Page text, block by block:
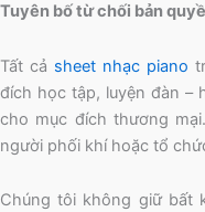
Tuyên bố từ chối bản
Tất cả sheet nhạc piano
đích học tập, luyện đàn –
cho mục đích thương
người phối khí hoặc tổ
Chúng tôi không giữ bất